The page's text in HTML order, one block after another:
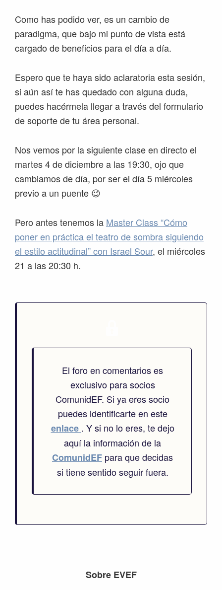
Como has podido ver, es un cambio de
paradigma, que bajo mi punto de vista está
cargado de beneficios para el día a día.
Espero que te haya sido aclaratoria esta sesión,
si aún así te has quedado con alguna duda,
puedes hacérmela llegar a través del formulario
de soporte de tu área personal.
Nos vemos por la siguiente clase en directo el
martes 4 de diciembre a las 19:30, ojo que
cambiamos de día, por ser el día 5 miércoles
previo a un puente 😉
Pero antes tenemos la Master Class “Cómo
poner en práctica el teatro de sombra siguiendo
el estilo actitudinal” con Israel Sour, el miércoles
21 a las 20:30 h.
El foro en comentarios es
exclusivo para socios
ComunidEF. Si ya eres socio
puedes identificarte en este
enlace . Y si no lo eres, te dejo
aquí la información de la
ComunidEF para que decidas
si tiene sentido seguir fuera.
Sobre EVEF